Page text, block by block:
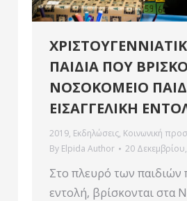
ΠΑΙΔΙΑ ΠΟΥ
ΝΟΣΟΚΟΜΕΙΟ
ΕΙΣΑΓΓΕΛΙΚΗ
2019, Εκδηλώσεις, Κοινωνική
By Elpida Author 20
Στο πλευρό των παιδιών
εντολή, βρίσκονται στα